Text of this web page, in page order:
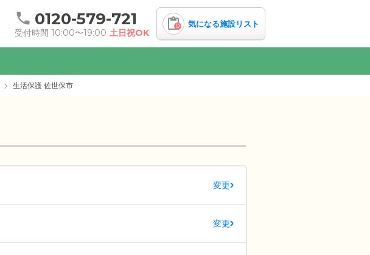
0120-579-721
受付時間 10:00〜19:00 土日祝OK
0 気になる施設リスト
生活保護 佐世保市
変更
変更